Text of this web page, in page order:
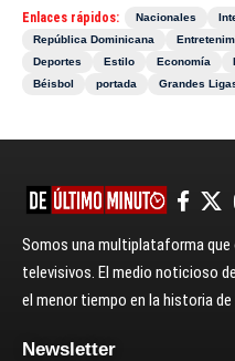
Enlaces rápidos: Nacionales
República Dominicana
Deportes
Estilo Economía
Béisbol
portada Grandes
Somos una multiplataforma
televisivos. El medio noticioso
el menor tiempo en la historia
Newsletter